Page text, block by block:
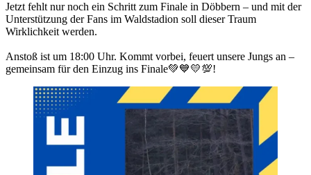
Jetzt fehlt nur noch ein Schritt zum Finale in Döbbern – und mit der
Unterstützung der Fans im Waldstadion soll dieser Traum
Wirklichkeit werden.
Anstoß ist um 18:00 Uhr. Kommt vorbei, feuert unsere Jungs an –
gemeinsam für den Einzug ins Finale💚💙💛💯!